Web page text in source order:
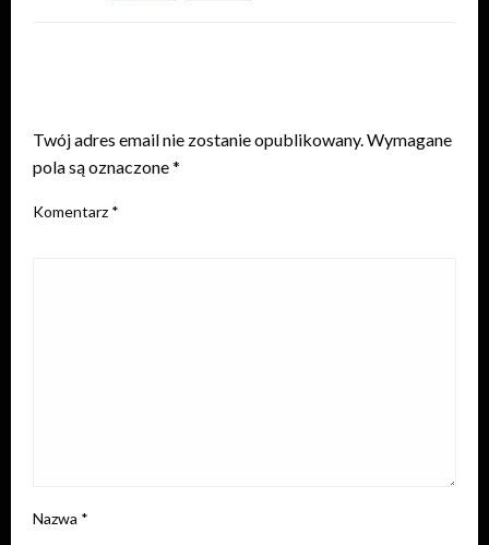
Twój adres email nie zostanie opublikowany.Wymagane
pola są oznaczone*
Komentarz *
Nazwa *